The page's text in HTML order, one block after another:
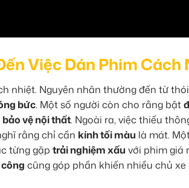
Việc Dán Phim Cách
nhiệt. Nguyên nhân thường đến từ
bức. Một số người còn cho rằng bật
bảo vệ nội thất. Ngoài ra, việc thiếu
rằng chỉ cần kính tối màu là mát.
từng gặp trải nghiệm xấu với phim giá
cũng góp phần khiến nhiều chủ